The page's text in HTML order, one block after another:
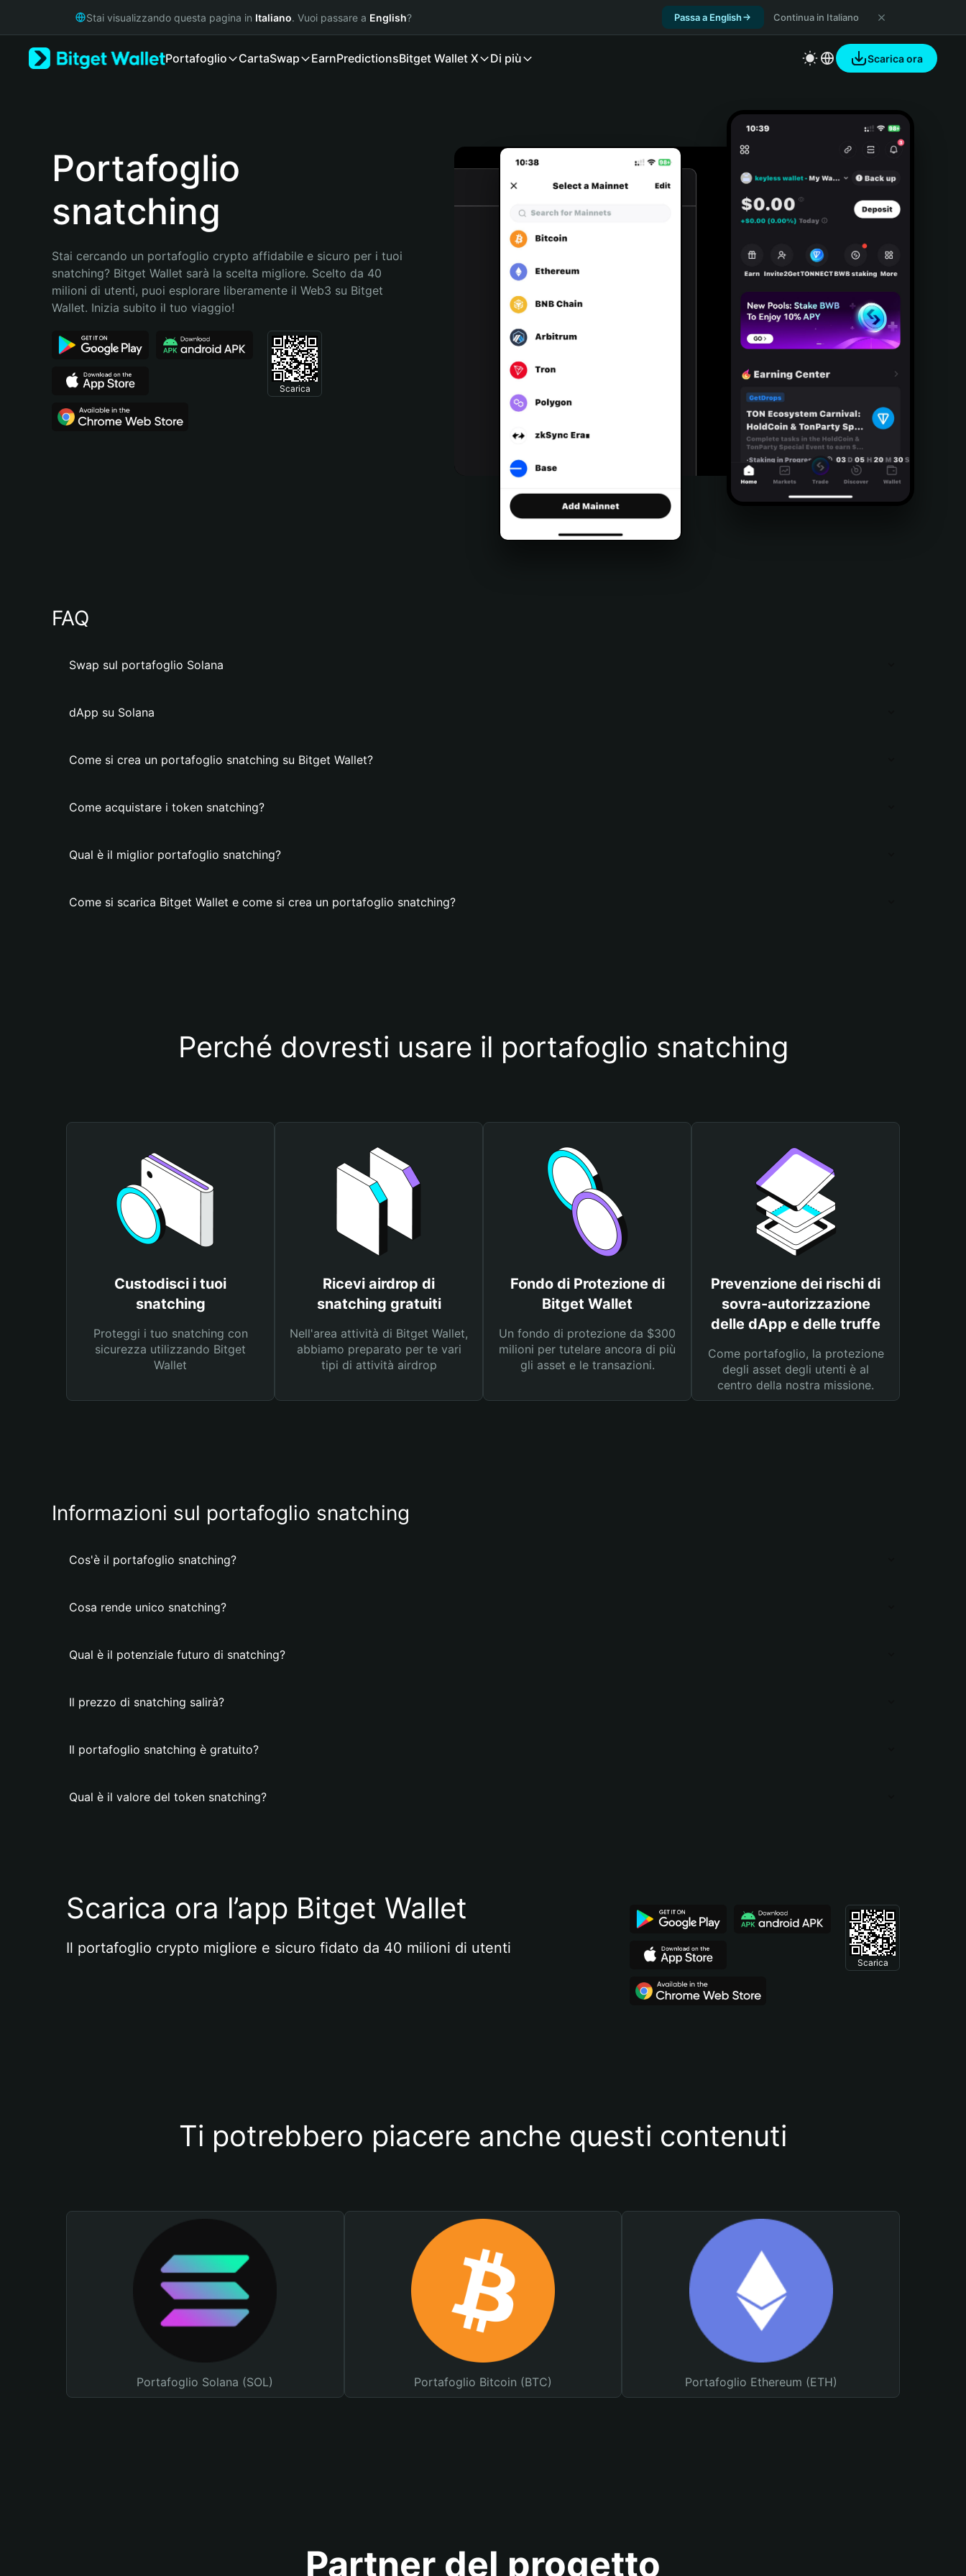
Русский
Bahasa Indonesia
Português (Brasil)
Stai visualizzando questa pagina in Italiano. Vuoi passare a English? Passa a English Continua in Italiano
Portafoglio CartaSwap EarnPredictionsBitget Wallet X Di più Scarica ora
Portafoglio
snatching
Stai cercando un portafoglio crypto affidabile e sicuro per i tuoi
snatching? Bitget Wallet sarà la scelta migliore. Scelto da 40
milioni di utenti, puoi esplorare liberamente il Web3 su Bitget
Wallet. Inizia subito il tuo viaggio!
Scarica
FAQ
Swap sul portafoglio Solana
dApp su Solana
Come si crea un portafoglio snatching su Bitget Wallet?
Come acquistare i token snatching?
Qual è il miglior portafoglio snatching?
Come si scarica Bitget Wallet e come si crea un portafoglio snatching?
Perché dovresti usare il portafoglio snatching
Custodisci i tuoi
snatching
Proteggi i tuo snatching con
sicurezza utilizzando Bitget
Wallet
Ricevi airdrop di
snatching gratuiti
Nell'area attività di Bitget Wallet,
abbiamo preparato per te vari
tipi di attività airdrop
Fondo di Protezione di
Bitget Wallet
Un fondo di protezione da $300
milioni per tutelare ancora di più
gli asset e le transazioni.
Prevenzione dei rischi di
sovra-autorizzazione
delle dApp e delle truffe
Come portafoglio, la protezione
degli asset degli utenti è al
centro della nostra missione.
Informazioni sul portafoglio snatching
Cos'è il portafoglio snatching?
Cosa rende unico snatching?
Qual è il potenziale futuro di snatching?
Il prezzo di snatching salirà?
Il portafoglio snatching è gratuito?
Qual è il valore del token snatching?
Scarica ora l’app Bitget Wallet
Il portafoglio crypto migliore e sicuro fidato da 40 milioni di utenti
Scarica
Ti potrebbero piacere anche questi contenuti
Portafoglio Solana (SOL) Portafoglio Bitcoin (BTC) Portafoglio Ethereum (ETH)
Partner del progetto